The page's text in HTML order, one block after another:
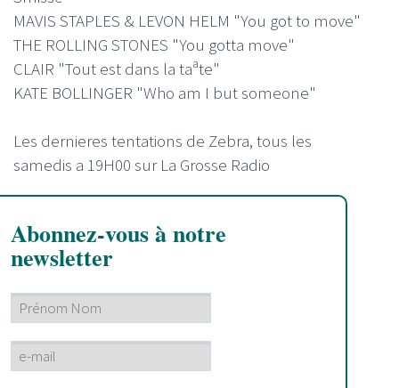
MAVIS STAPLES & LEVON HELM "You got to move"
THE ROLLING STONES "You gotta move"
CLAIR "Tout est dans la taªte"
KATE BOLLINGER "Who am I but someone"
Les dernieres tentations de Zebra, tous les
samedis a 19H00 sur La Grosse Radio
Abonnez-vous à notre
newsletter